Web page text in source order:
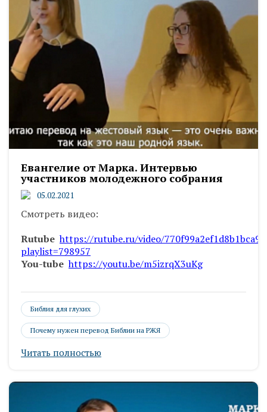
Евангелие от Марка. Интервью
участников молодежного собрания
05.02.2021
Смотреть видео:
Rutube https://rutube.ru/video/
playlist=798957
You-tube https://youtu.be/m5izrqX3uKg
Библия для глухих
Почему нужен перевод Библии на РЖЯ
Читать полностью